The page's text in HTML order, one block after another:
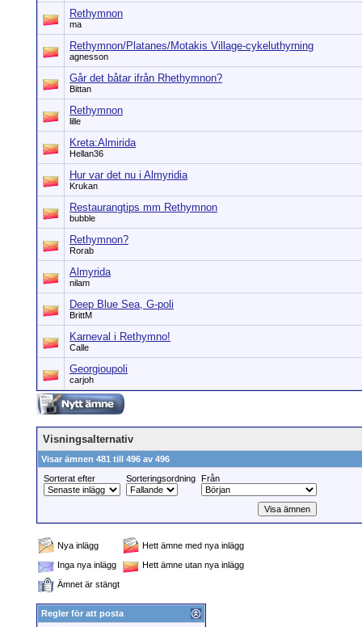
Rethymnon
ma
Rethymnon/Platanes/Motakis Village-cykeluthyrning
agnesson
Går det båtar ifrån Rhethymnon?
Bittan
Rethymnon
lille
Kreta:Almirida
Hellan36
Hur var det nu i Almyridia
Krukan
Restaurangtips mm Rethymnon
bubble
Rethymnon?
Rorab
Almyrida
nilam
Deep Blue Sea, G-poli
BrittM
Karneval i Rethymno!
Calle
Georgioupoli
carjoh
Visningsalternativ
Visar ämnen 481 till 496 av 496
Sorterat efter
Sorteringsordning Från
Nya inlägg
Hett ämne med nya inlägg
Inga nya inlägg
Hett ämne utan nya inlägg
Ämnet är stängt
Regler för att posta